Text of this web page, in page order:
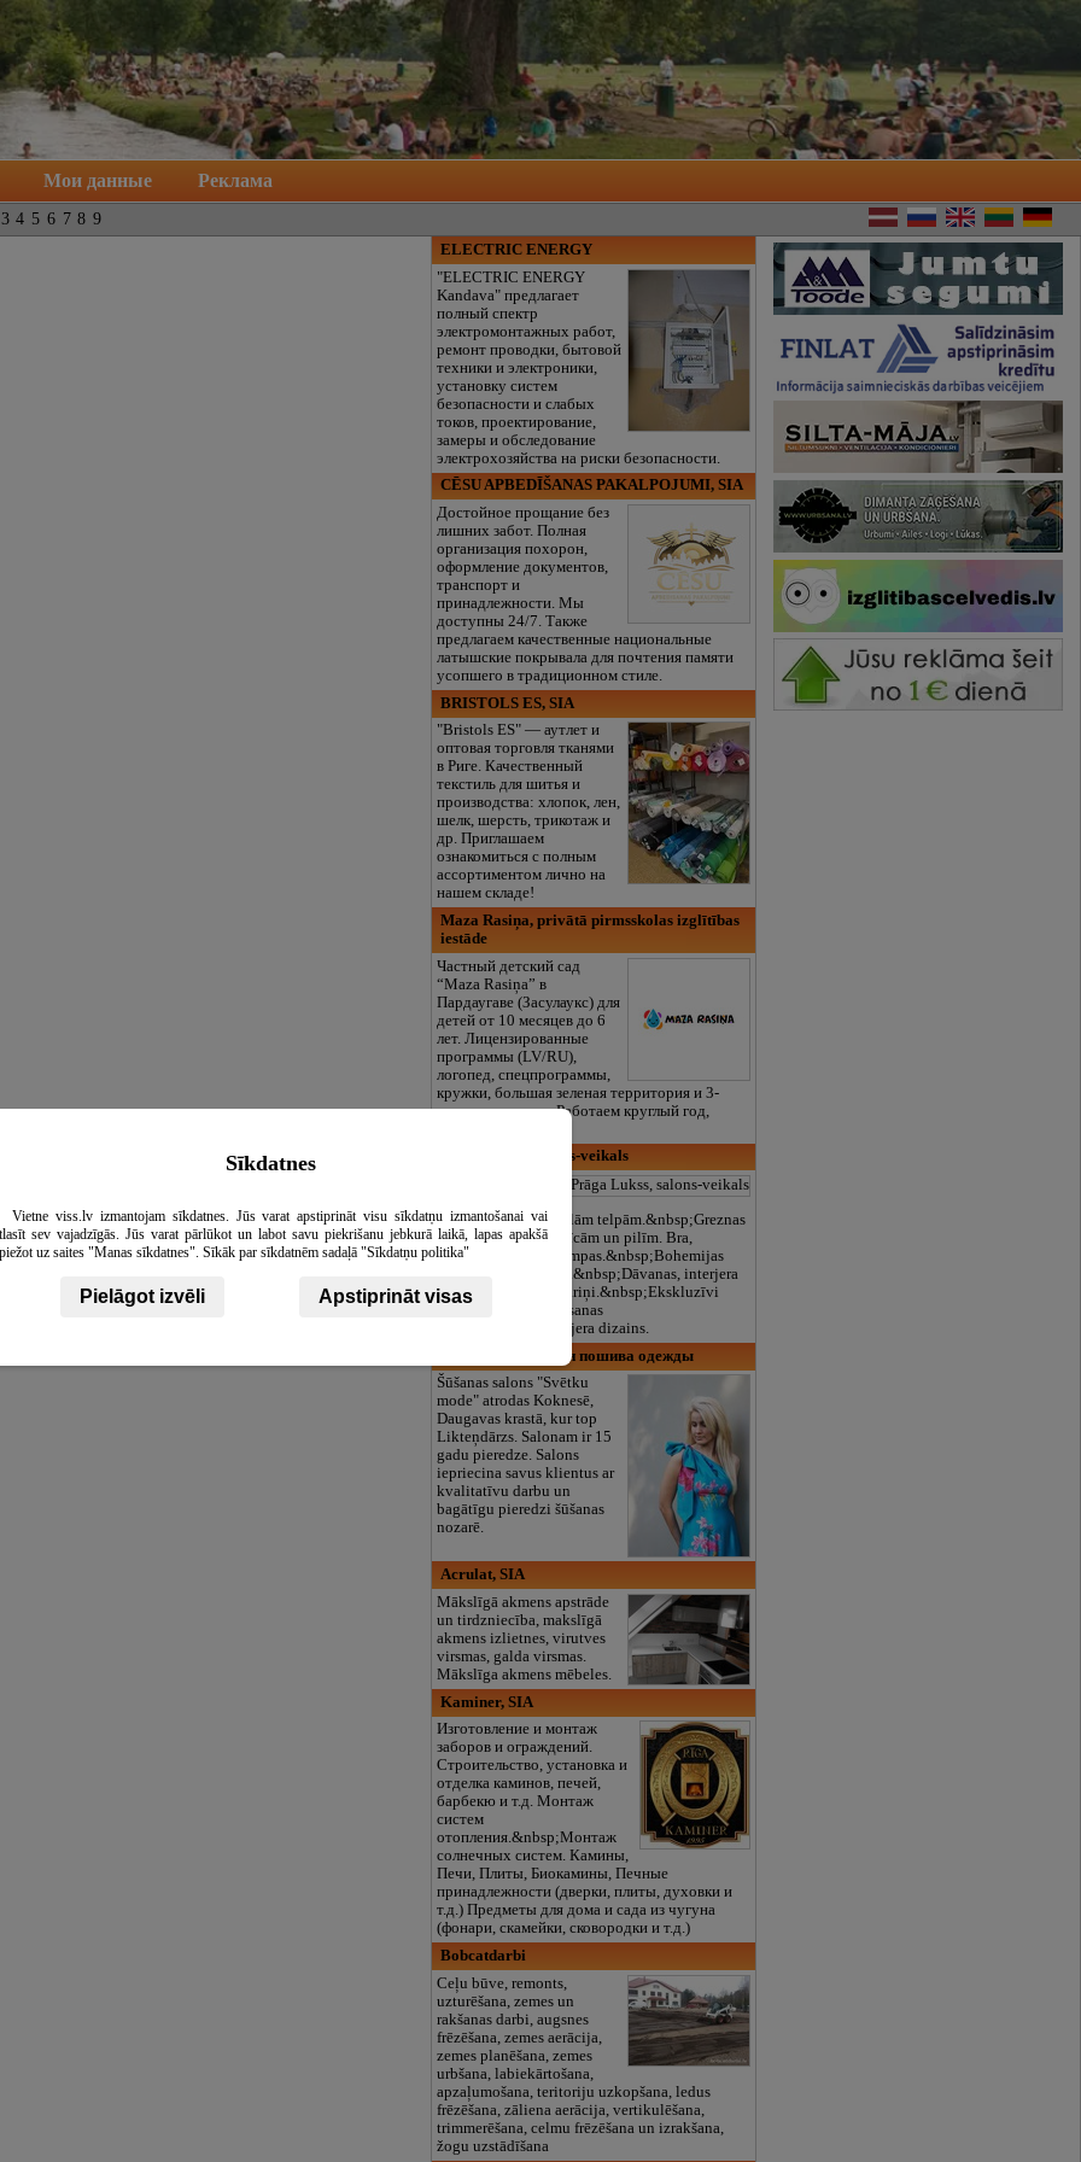
Мои данные Реклама
3 4 5 6 7 8 9
ELECTRIC ENERGY
"ELECTRIC ENERGY
Kandava" предлагает
полный спектр
электромонтажных работ,
ремонт проводки, бытовой
техники и электроники,
установку систем
безопасности и слабых
токов, проектирование,
замеры и обследование
электрохозяйства на риски безопасности.
CĒSU APBEDĪŠANAS PAKALPOJUMI, SIA
Достойное прощание без
лишних забот. Полная
организация похорон,
оформление документов,
транспорт и
принадлежности. Мы
доступны 24/7. Также
предлагаем качественные национальные
латышские покрывала для почтения памяти
усопшего в традиционном стиле.
BRISTOLS ES, SIA
"Bristols ES" — аутлет и
оптовая торговля тканями
в Риге. Качественный
текстиль для шитья и
производства: хлопок, лен,
шелк, шерсть, трикотаж и
др. Приглашаем
ознакомиться с полным
ассортиментом лично на
нашем складе!
Maza Rasiņa, privātā pirmsskolas izglītības
iestāde
Частный детский сад
“Maza Rasiņa” в
Пардаугаве (Засулаукс) для
детей от 10 месяцев до 6
лет. Лицензированные
программы (LV/RU),
логопед, спецпрограммы,
кружки, большая зеленая территория и 3-
разовое питание. Работаем круглый год,
Prāga Lukss, salons-veikals
Kristāla lustras nelielām telpām.&nbsp;Greznas
lustras mājam, viesnīcām un pilīm. Bra,
stāvlampas, galda lampas.&nbsp;Bohemijas
stikls, kristāla trauki.&nbsp;Dāvanas, interjera
preces, kristāla piekariņi.&nbsp;Ekskluzīvi
dizaina un izgaismosanas
projekti.&nbsp;Interjera dizains.
Svētku mode, салон пошива одежды
Šūšanas salons "Svētku
mode" atrodas Koknesē,
Daugavas krastā, kur top
Likteņdārzs. Salonam ir 15
gadu pieredze. Salons
iepriecina savus klientus ar
kvalitatīvu darbu un
bagātīgu pieredzi šūšanas
nozarē.
Acrulat, SIA
Mākslīgā akmens apstrāde
un tirdzniecība, makslīgā
akmens izlietnes, virutves
virsmas, galda virsmas.
Mākslīga akmens mēbeles.
Kaminer, SIA
Изготовление и монтаж
заборов и ограждений.
Строительство, установка и
отделка каминов, печей,
барбекю и т.д. Монтаж
систем
отопления.&nbsp;Монтаж
солнечных систем. Камины,
Печи, Плиты, Биокамины, Печные
принадлежности (дверки, плиты, духовки и
т.д.) Предметы для дома и сада из чугуна
(фонари, скамейки, сковородки и т.д.)
Bobcatdarbi
Ceļu būve, remonts,
uzturēšana, zemes un
rakšanas darbi, augsnes
frēzēšana, zemes aerācija,
zemes planēšana, zemes
urbšana, labiekārtošana,
apzaļumošana, teritoriju uzkopšana, ledus
frēzēšana, zāliena aerācija, vertikulēšana,
trimmerēšana, celmu frēzēšana un izrakšana,
žogu uzstādīšana
Sīkdatnes
Vietne viss.lv izmantojam sīkdatnes. Jūs varat apstiprināt visu sīkdatņu izmantošanai vai
sev vajadzīgās. Jūs varat pārlūkot un labot savu piekrišanu jebkurā laikā, lapas apakšā
uz saites "Manas sīkdatnes". Sīkāk par sīkdatnēm sadaļā "Sīkdatņu politika"
Pielāgot izvēli Apstiprināt visas